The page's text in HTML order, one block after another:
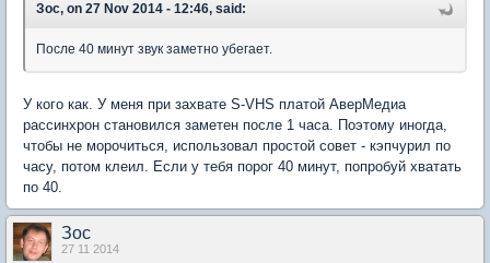
Зос, on 27 Nov 2014 - 12:46, said:
После 40 минут звук заметно убегает.
У кого как. У меня при захвате S-VHS платой АверМедиа
рассинхрон становился заметен после 1 часа. Поэтому иногда,
чтобы не морочиться, использовал простой совет - кэпчурил по
часу, потом клеил. Если у тебя порог 40 минут, попробуй хватать
по 40.
Зос
27 11 2014